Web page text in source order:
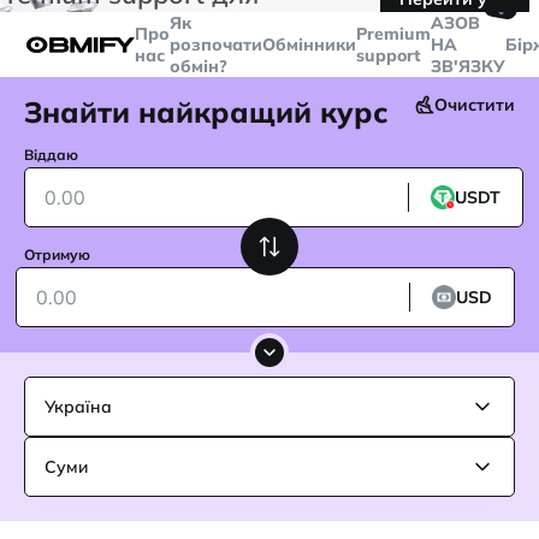
більше
Telegram
Про
нас
Як
розпочати
обмін?
ОбмінникиPremium
support
🤙
AЗОВ
НА
ЗВ'ЯЗКУ
Знайти найкращий курс Очистити
Віддаю
USDT
Отримую
USD
Україна
Суми